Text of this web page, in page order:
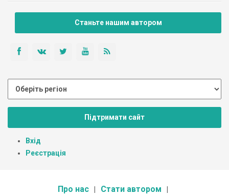
Станьте нашим автором
Підтримати сайт
Вхід
Реєстрація
Про нас Стати автором